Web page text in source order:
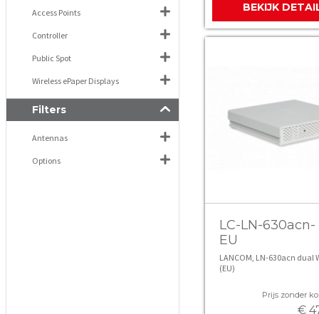
BEKIJK
LC-LN-630acn-
EU
LANCOM, LN-630acn dual
(EU)
Prijs zonder
€
Access Points
Controller
Public Spot
Wireless ePaper Displays
Filters
Antennas
Options